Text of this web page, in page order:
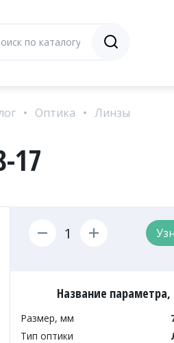
Оптика Линзы
17
Название
Размер, мм
Тип оптики